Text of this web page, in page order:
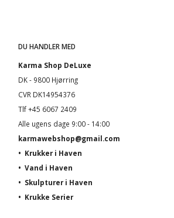
DU HANDLER MED
Karma Shop DeLuxe
DK - 9800 Hjørring
CVR DK14954376
Tlf +45 6067 2409
Alle ugens dage 9:00 - 14:00
karmawebshop@gmail.com
• Krukker i Haven
• Vand i Haven
• Skulpturer i Haven
• Krukke Serier